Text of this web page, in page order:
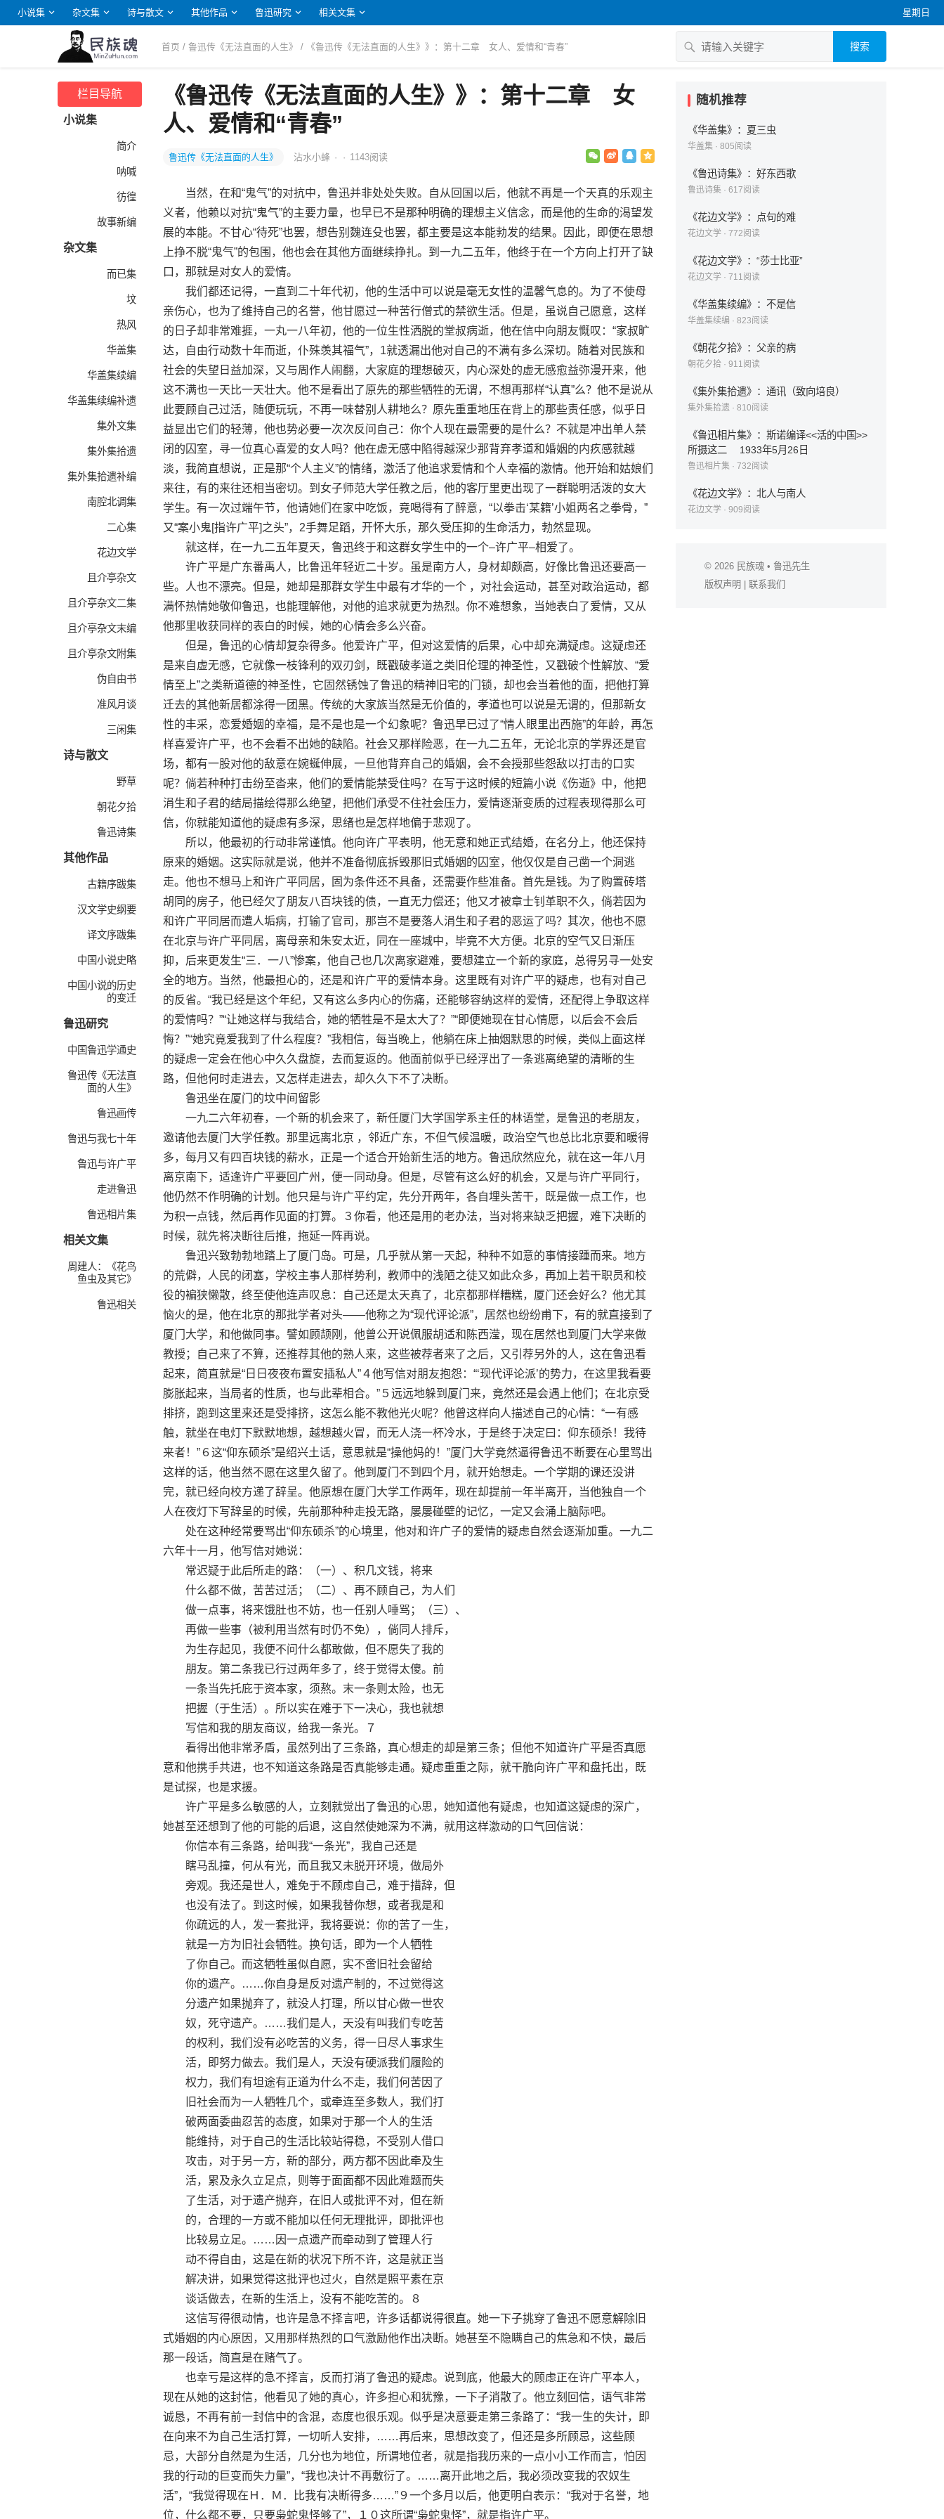
小说集 杂文集 诗与散文 其他作品 鲁迅研究 相关文集 星期日
首页 /鲁迅传《无法直面的人生》 / 《鲁迅传《无法直面的人生》》：第十二章 女人、爱情和“青春” 搜索
栏目导航
小说集
简介
呐喊
彷徨
故事新编
杂文集
而已集
坟
热风
华盖集
华盖集续编
华盖集续编补遗
集外文集
集外集拾遗
集外集拾遗补编
南腔北调集
二心集
花边文学
且介亭杂文
且介亭杂文二集
且介亭杂文末编
且介亭杂文附集
伪自由书
准风月谈
三闲集
诗与散文
野草
朝花夕拾
鲁迅诗集
其他作品
古籍序跋集
汉文学史纲要
译文序跋集
中国小说史略
中国小说的历史
的变迁
鲁迅研究
中国鲁迅学通史
鲁迅传《无法直
面的人生》
鲁迅画传
鲁迅与我七十年
鲁迅与许广平
走进鲁迅
鲁迅相片集
相关文集
周建人：《花鸟
鱼虫及其它》
鲁迅相关
《鲁迅传《无法直面的人生》》：第十二章 女
人、爱情和“青春”
鲁迅传《无法直面的人生》 沾水小蜂 · · 1143阅读
当然，在和“鬼气”的对抗中，鲁迅并非处处失败。自从回国以后，他就不再是一个天真的乐观主
义者，他赖以对抗“鬼气”的主要力量，也早已不是那种明确的理想主义信念，而是他的生命的渴望发
展的本能。不甘心“待死”也罢，想告别魏连殳也罢，都主要是这本能勃发的结果。因此，即便在思想
上挣不脱“鬼气”的包围，他也会在其他方面继续挣扎。到一九二五年，他终于在一个方向上打开了缺
口，那就是对女人的爱情。
我们都还记得，一直到二十年代初，他的生活中可以说是毫无女性的温馨气息的。为了不使母
亲伤心，也为了维持自己的名誉，他甘愿过一种苦行僧式的禁欲生活。但是，虽说自己愿意，这样
的日子却非常难捱，一丸一八年初，他的一位生性洒脱的堂叔病逝，他在信中向朋友慨叹：“家叔旷
达，自由行动数十年而逝，仆殊羡其福气”，1就透漏出他对自己的不满有多么深切。随着对民族和
社会的失望日益加深，又与周作人闹翻，大家庭的理想破灭，内心深处的虚无感愈益弥漫开来，他
这不满也一天比一天壮大。他不是看出了原先的那些牺牲的无谓，不想再那样“认真”么？他不是说从
此要顾自己过活，随便玩玩，不再一味替别人耕地么？原先重重地压在背上的那些责任感，似乎日
益显出它们的轻薄，他也势必要一次次反问自己：你个人现在最需要的是什么？不就是冲出单人禁
闭的囚室，寻一位真心喜爱的女人吗？他在虚无感中陷得越深少那背弃孝道和婚姻的内疚感就越
淡，我简直想说，正是那“个人主义”的情绪，激活了他追求爱情和个人幸福的激情。他开始和姑娘们
来往，有的来往还相当密切。到女子师范大学任教之后，他的客厅里更出现了一群聪明活泼的女大
学生。有一次过端午节，他请她们在家中吃饭，竟喝得有了醉意，“以拳击‘某籍’小姐两名之拳骨，”
又“案小鬼[指许广平]之头”，2手舞足蹈，开怀大乐，那久受压抑的生命活力，勃然显现。
就这样，在一九二五年夏天，鲁迅终于和这群女学生中的一个–许广平–相爱了。
许广平是广东番禹人，比鲁迅年轻近二十岁。虽是南方人，身材却颇高，好像比鲁迅还要高一
些。人也不漂亮。但是，她却是那群女学生中最有才华的一个 ，对社会运动，甚至对政治运动，都
满怀热情她敬仰鲁迅，也能理解他，对他的追求就更为热烈。你不难想象，当她表白了爱情，又从
他那里收获同样的表白的时候，她的心情会多么兴奋。
但是，鲁迅的心情却复杂得多。他爱许广平，但对这爱情的后果，心中却充满疑虑。这疑虑还
是来自虚无感，它就像一枝锋利的双刃剑，既戳破孝道之类旧伦理的神圣性，又戳破个性解放、“爱
情至上”之类新道德的神圣性，它固然锈蚀了鲁迅的精神旧宅的门锁，却也会当着他的面，把他打算
迁去的其他新居都涂得一团黑。传统的大家族当然是无价值的，孝道也可以说是无谓的，但那新女
性的丰采，恋爱婚姻的幸福，是不是也是一个幻象呢？鲁迅早已过了“情人眼里出西施”的年龄，再怎
样喜爱许广平，也不会看不出她的缺陷。社会又那样险恶，在一九二五年，无论北京的学界还是官
场，都有一股对他的敌意在婉蜒伸展，一旦他背弃自己的婚姻，会不会授那些怨敌以打击的口实
呢？倘若种种打击纷至沓来，他们的爱情能禁受住吗？在写于这时候的短篇小说《伤逝》中，他把
涓生和子君的结局描绘得那么绝望，把他们承受不住社会压力，爱情逐渐变质的过程表现得那么可
信，你就能知道他的疑虑有多深，思绪也是怎样地偏于悲观了。
所以，他最初的行动非常谨慎。他向许广平表明，他无意和她正式结婚，在名分上，他还保持
原来的婚姻。这实际就是说，他并不准备彻底拆毁那旧式婚姻的囚室，他仅仅是自己凿一个洞逃
走。他也不想马上和许广平同居，固为条件还不具备，还需要作些准备。首先是钱。为了购置砖塔
胡同的房子，他已经欠了朋友八百块钱的债，一直无力偿还；他又才被章士钊革职不久，倘若因为
和许广平同居而遭人垢病，打输了官司，那岂不是要落人涓生和子君的恶运了吗？其次，他也不愿
在北京与许广平同居，离母亲和朱安太近，同在一座城中，毕竟不大方便。北京的空气又日渐压
抑，后来更发生“三．一八”惨案，他自己也几次离家避难，要想建立一个新的家庭，总得另寻一处安
全的地方。当然，他最担心的，还是和许广平的爱情本身。这里既有对许广平的疑虑，也有对自己
的反省。“我已经是这个年纪，又有这么多内心的伤痛，还能够容纳这样的爱情，还配得上争取这样
的爱情吗？”“让她这样与我结合，她的牺牲是不是太大了？”“即便她现在甘心情愿，以后会不会后
悔？”“她究竟爱我到了什么程度？”我相信，每当晚上，他躺在床上抽烟默思的时候，类似上面这样
的疑虑一定会在他心中久久盘旋，去而复返的。他面前似乎已经浮出了一条逃离绝望的清晰的生
路，但他何时走进去，又怎样走进去，却久久下不了决断。
鲁迅坐在厦门的坟中间留影
一九二六年初春，一个新的机会来了，新任厦门大学国学系主任的林语堂，是鲁迅的老朋友，
邀请他去厦门大学任教。那里远离北京 ，邻近广东，不但气候温暖，政治空气也总比北京要和暖得
多，每月又有四百块钱的薪水，正是一个适合开始新生活的地方。鲁迅欣然应允，就在这一年八月
离京南下，适逢许广平要回广州，便一同动身。但是，尽管有这么好的机会，又是与许广平同行，
他仍然不作明确的计划。他只是与许广平约定，先分开两年，各自埋头苦干，既是做一点工作，也
为积一点钱，然后再作见面的打算。３你看，他还是用的老办法，当对将来缺乏把握，难下决断的
时候，就先将决断往后推，拖延一阵再说。
鲁迅兴致勃勃地踏上了厦门岛。可是，几乎就从第一天起，种种不如意的事情接踵而来。地方
的荒僻，人民的闭塞，学校主事人那样势利，教师中的浅陋之徒又如此众多，再加上若干职员和校
役的褊狭懒散，终至使他连声叹息：自己还是太天真了，北京都那样糟糕，厦门还会好么？他尤其
恼火的是，他在北京的那批学者对头——他称之为“现代评论派”，居然也纷纷甫下，有的就直接到了
厦门大学，和他做同事。譬如顾颉刚，他曾公开说佩服胡适和陈西滢，现在居然也到厦门大学来做
教授；自己来了不算，还推荐其他的熟人来，这些被荐者来了之后，又引荐另外的人，这在鲁迅看
起来，简直就是“日日夜夜布置安插私人”４他写信对朋友抱怨：“‘现代评论派’的势力，在这里我看要
膨胀起来，当局者的性质，也与此辈相合。”５远远地躲到厦门来，竟然还是会遇上他们；在北京受
排挤，跑到这里来还是受排挤，这怎么能不教他光火呢？他曾这样向人描述自己的心情：“一有感
触，就坐在电灯下默默地想，越想越火冒，而无人浇一杯冷水，于是终于决定曰：仰东硕杀！我待
来者！”６这“仰东硕杀”是绍兴土话，意思就是“操他妈的！”厦门大学竟然逼得鲁迅不断要在心里骂出
这样的话，他当然不愿在这里久留了。他到厦门不到四个月，就开始想走。一个学期的课还没讲
完，就已经向校方递了辞呈。他原想在厦门大学工作两年，现在却提前一年半离开，当他独自一个
人在夜灯下写辞呈的时候，先前那种种走投无路，屡屡碰壁的记忆，一定又会涌上脑际吧。
处在这种经常要骂出“仰东硕杀”的心境里，他对和许广子的爱情的疑虑自然会逐渐加重。一九二
六年十一月，他写信对她说：
常迟疑于此后所走的路：（一）、积几文钱，将来
什么都不做，苦苦过活；（二）、再不顾自己，为人们
做一点事，将来饿肚也不妨，也一任别人唾骂；（三）、
再做一些事（被利用当然有时仍不免），倘同人排斥，
为生存起见，我便不问什么都敢做，但不愿失了我的
朋友。第二条我已行过两年多了，终于觉得太傻。前
一条当先托庇于资本家，须熬。末一条则太险，也无
把握（于生活）。所以实在难于下一决心，我也就想
写信和我的朋友商议，给我一条光。７
看得出他非常矛盾，虽然列出了三条路，真心想走的却是第三条；但他不知道许广平是否真愿
意和他携手共进，也不知道这条路是否真能够走通。疑虑重重之际，就干脆向许广平和盘托出，既
是试探，也是求援。
许广平是多么敏感的人，立刻就觉出了鲁迅的心思，她知道他有疑虑，也知道这疑虑的深广，
她甚至还想到了他的可能的后退，这自然使她深为不满，就用这样激动的口气回信说：
你信本有三条路，给叫我“一条光”，我自己还是
瞎马乱撞，何从有光，而且我又未脱开环境，做局外
旁观。我还是世人，难免于不顾虑自己，难于措辞，但
也没有法了。到这时候，如果我替你想，或者我是和
你疏远的人，发一套批评，我将要说：你的苦了一生，
就是一方为旧社会牺牲。换句话，即为一个人牺牲
了你自己。而这牺牲虽似自愿，实不啻旧社会留给
你的遗产。……你自身是反对遗产制的，不过觉得这
分遗产如果抛弃了，就没人打理，所以甘心做一世农
奴，死守遗产。……我们是人，天没有叫我们专吃苦
的权利，我们没有必吃苦的义务，得一日尽人事求生
活，即努力做去。我们是人，天没有硬派我们履险的
权力，我们有坦途有正道为什么不走，我们何苦因了
旧社会而为一人牺牲几个，或牵连至多数人，我们打
破两面委曲忍苦的态度，如果对于那一个人的生活
能维持，对于自己的生活比较站得稳，不受别人借口
攻击，对于另一方，新的部分，两方都不因此牵及生
活，累及永久立足点，则等于面面都不因此难题而失
了生活，对于遗产抛弃，在旧人或批评不对，但在新
的，合理的一方或不能加以任何无理批评，即批评也
比较易立足。……因一点遗产而牵动到了管理人行
动不得自由，这是在新的状况下所不许，这是就正当
解决讲，如果觉得这批评也过火，自然是照平素在京
谈话做去，在新的生活上，没有不能吃苦的。８
这信写得很动情，也许是急不择言吧，许多话都说得很直。她一下子挑穿了鲁迅不愿意解除旧
式婚姻的内心原因，又用那样热烈的口气激励他作出决断。她甚至不隐瞒自己的焦急和不快，最后
那一段话，简直是在赌气了。
也幸亏是这样的急不择言，反而打消了鲁迅的疑虑。说到底，他最大的顾虑正在许广平本人，
现在从她的这封信，他看见了她的真心，许多担心和犹豫，一下子消散了。他立刻回信，语气非常
诚恳，不再有前一封信中的含混，态度也很乐观。似乎是决意要走第三条路了：“我一生的失计，即
在向来不为自己生活打算，一切听人安排，……再后来，思想改变了，但还是多所顾忌，这些顾
忌，大部分自然是为生活，几分也为地位，所谓地位者，就是指我历来的一点小小工作而言，怕因
我的行动的巨变而失力量”，“我也决计不再敷衍了。……离开此地之后，我必须改变我的农奴生
活”，“我觉得现在Ｈ．Ｍ．比我有决断得多……”９一个多月以后，他更明白表示：“我对于名誉，地
位，什么都不要，只要枭蛇鬼怪够了”，１０这所谓“枭蛇鬼怪”，就是指许广平。
随机推荐
《华盖集》：夏三虫
华盖集 · 805阅读
《鲁迅诗集》：好东西歌
鲁迅诗集 · 617阅读
《花边文学》：点句的难
花边文学 · 772阅读
《花边文学》：“莎士比亚”
花边文学 · 711阅读
《华盖集续编》：不是信
华盖集续编 · 823阅读
《朝花夕拾》：父亲的病
朝花夕拾 · 911阅读
《集外集拾遗》：通讯（致向培良）
集外集拾遗 · 810阅读
《鲁迅相片集》：斯诺编译<<活的中国>>
所摄这二 1933年5月26日
鲁迅相片集 · 732阅读
《花边文学》：北人与南人
花边文学 · 909阅读
© 2026 民族魂 • 鲁迅先生
版权声明
联系我们